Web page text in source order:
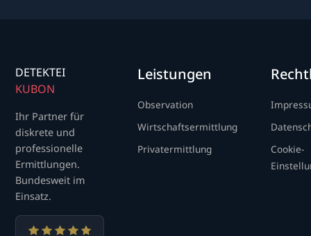
DETEKTEI
KUBON
Ihr Partner für
diskrete und
professionelle
Ermittlungen.
Bundesweit im
Einsatz.
Leistungen
Observation
Wirtschaftsermittlung
Privatermittlung
Cookie-